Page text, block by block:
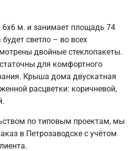
м. и занимает площадь 74
светло – во всех
двойные стеклопакеты.
для комфортного
Крыша дома двускатная
расцветки: коричневой,
по типовым проектам, мы
в Петрозаводске с учётом